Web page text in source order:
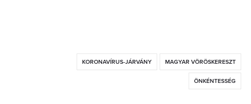
KORONAVÍRUS-JÁRVÁNY MAGYAR VÖRÖSKERESZT
ÖNKÉNTESSÉG